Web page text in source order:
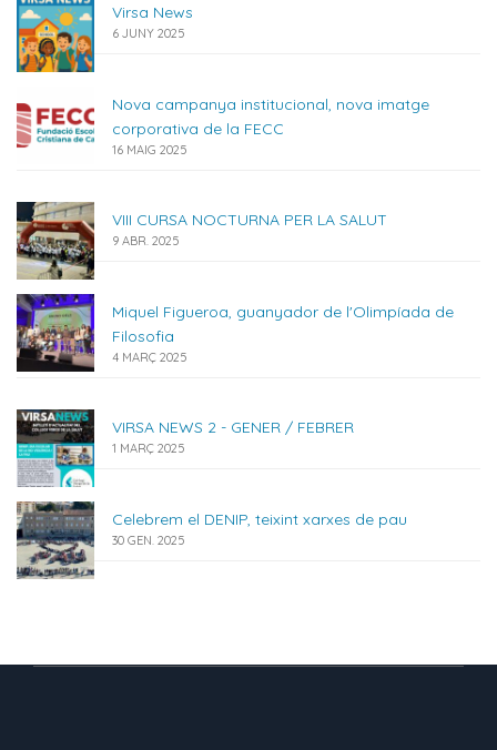
Virsa News
6 JUNY 2025
Nova campanya institucional, nova imatge
corporativa de la FECC
16 MAIG 2025
VIII CURSA NOCTURNA PER LA SALUT
9 ABR. 2025
Miquel Figueroa, guanyador de l'Olimpíada de
Filosofia
4 MARÇ 2025
VIRSA NEWS 2 - GENER / FEBRER
1 MARÇ 2025
Celebrem el DENIP, teixint xarxes de pau
30 GEN. 2025